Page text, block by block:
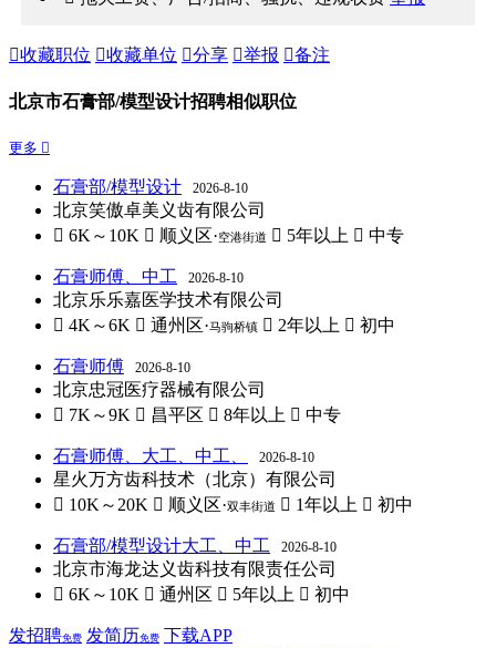
收藏职位 收藏单位 分享 举报 备注
北京市石膏部/模型设计招聘相似职位
更多 
石膏部/模型设计 2026-8-10
北京笑傲卓美义齿有限公司
 6K～10K  顺义区·空港街道  5年以上  中专
石膏师傅、中工 2026-8-10
北京乐乐嘉医学技术有限公司
 4K～6K  通州区·马驹桥镇  2年以上  初中
石膏师傅 2026-8-10
北京忠冠医疗器械有限公司
 7K～9K  昌平区  8年以上  中专
石膏师傅、大工、中工、 2026-8-10
星火万方齿科技术（北京）有限公司
 10K～20K  顺义区·双丰街道  1年以上  初中
石膏部/模型设计大工、中工 2026-8-10
北京市海龙达义齿科技有限责任公司
 6K～10K  通州区  5年以上  初中
发招聘免费 发简历免费 下载APP